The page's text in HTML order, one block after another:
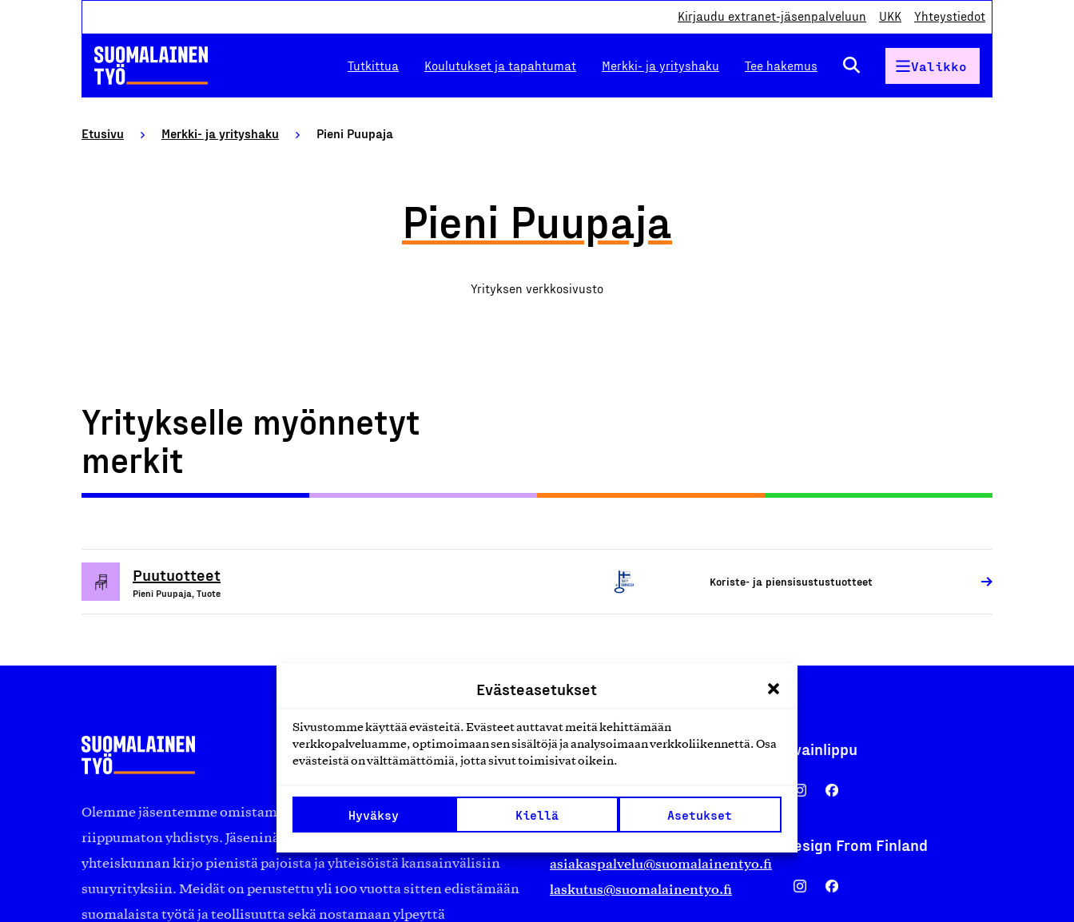
Evästeasetukset
Sivustomme käyttää evästeitä. Evästeet auttavat meitä kehittämään
verkkopalveluamme, optimoimaan sen sisältöjä ja analysoimaan verkkoliikennettä. Osa
evästeistä on välttämättömiä, jotta sivut toimisivat oikein.
Hyväksy Kiellä Asetukset
Kirjaudu extranet-jäsenpalveluun UKK Yhteystiedot
Tutkittua Koulutukset ja tapahtumat Merkki- ja yrityshaku Tee hakemus Valikko
Etusivu Merkki- ja yrityshaku Pieni Puupaja
Pieni Puupaja
Yrityksen verkkosivusto
Yritykselle myönnetyt
merkit
Puutuotteet
Pieni Puupaja, Tuote
Koriste- ja piensisustustuotteet
Olemme jäsentemme omistama puolueeton, työmarkkinajärjestöistä
riippumaton yhdistys. Jäseninämme on koko suomalaisen
yhteiskunnan kirjo pienistä pajoista ja yhteisöistä kansainvälisiin
suuryrityksiin. Meidät on perustettu yli 100 vuotta sitten edistämään
suomalaista työtä ja teollisuutta sekä nostamaan ylpeyttä
Suomalainen työ ry
00130 Helsinki
asiakaspalvelu@suomalainentyo.fi
laskutus@suomalainentyo.fi
Avainlippu
Design From Finland